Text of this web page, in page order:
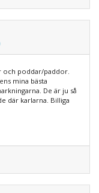
och poddar/paddor.
mina bästa
De är ju så
där karlarna. Billiga